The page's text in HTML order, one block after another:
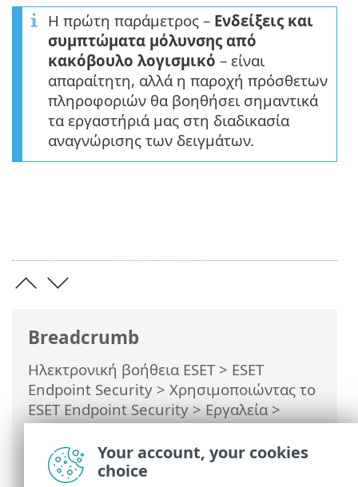
Breadcrumb
Ηλεκτρονική βοήθεια ESET> ESET
Endpoint Security > Χρησιμοποιώντας το
ESET Endpoint Security>Εργαλεία>
Υποβολή δειγμάτων για ανάλυση>
Επιλογή δείγματος για ανάλυση - Ύποπτο
αρχείο
Η πρώτη παράμετρος – Ενδείξεις και
συμπτώματα μόλυνσης από
κακόβουλο λογισμικό – είναι
απαραίτητη, αλλά η παροχή πρόσθετων
πληροφοριών θα βοηθήσει σημαντικά
τα εργαστήριά μας στη διαδικασία
αναγνώρισης των δειγμάτων.
Your account, your cookies
choice